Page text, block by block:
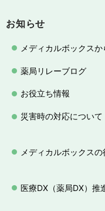
お知らせ
メディカルボックス
薬局リレーブログ
お役立ち情報
災害時の対応について
メディカルボックス
医療DX（薬局DX）推